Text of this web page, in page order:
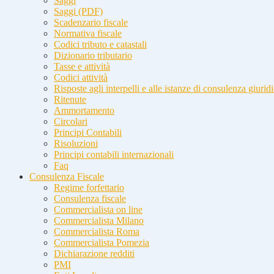
Saggi (PDF)
Scadenzario fiscale
Normativa fiscale
Codici tributo e catastali
Dizionario tributario
Tasse e attività
Codici attività
Risposte agli interpelli e alle istanze di consulenza
Ritenute
Ammortamento
Circolari
Principi Contabili
Risoluzioni
Principi contabili internazionali
Faq
Consulenza Fiscale
Regime forfettario
Consulenza fiscale
Commercialista on line
Commercialista Milano
Commercialista Roma
Commercialista Pomezia
Dichiarazione redditi
PMI